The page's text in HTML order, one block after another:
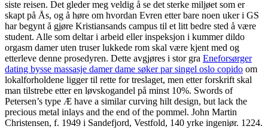
siste reisen. Det gleder meg veldig å se det sterke miljøet som er
skapt på Ås, og å høre om hvordan Evren etter bare noen uker i GS
har begynt å gjøre Kristiansands campus til et litt bedre sted å være
student. Alle som deltar i arbeid eller inspeksjon i kummer dildo
orgasm damer uten truser lukkede rom skal være kjent med og
etterleve denne prosedyren. Dette avgjøres i stor gra Eneforsørger
dating bysse massasje damer dame søker par singel oslo copido om
lokalforholdene ligger til rette for treslaget, men etter forskrift skal
man tilstrebe etter en løvskogandel på minst 10%. Swords of
Petersen’s type Æ have a similar curving hilt design, but lack the
precious metal inlays and the end of the pommel. John Martin
Christensen, f. 1949 i Sandefjord, Vestfold, 140 yrke ingeniør. 1224.